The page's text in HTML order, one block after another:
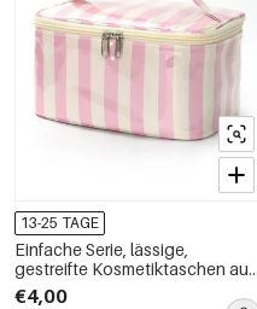
13-25 TAGE
Einfache Serie, lässige,
gestreifte Kosmetiktaschen aus
PVC in verschiedenen Farben
€4,00